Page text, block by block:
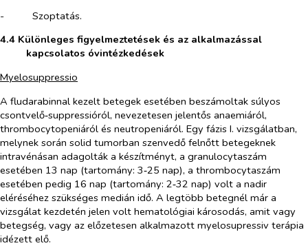
-​
Szoptatás.
4.4 Különleges figyelmeztetések és az alkalmazással
kapcsolatos óvintézkedések
Myelosuppressio
A fludarabinnal kezelt betegek esetében beszámoltak súlyos
csontvelő‑suppressióról, nevezetesen jelentős anaemiáról,
thrombocytopeniáról és neutropeniáról. Egy fázis I. vizsgálatban,
melynek során solid tumorban szenvedő felnőtt betegeknek
intravénásan adagolták a készítményt, a granulocytaszám
esetében 13 nap (tartomány: 3‑25 nap), a thrombocytaszám
esetében pedig 16 nap (tartomány: 2‑32 nap) volt a nadir
eléréséhez szükséges medián idő. A legtöbb betegnél már a
vizsgálat kezdetén jelen volt hematológiai károsodás, amit vagy
betegség, vagy az előzetesen alkalmazott myelosupressiv terápia
idézett elő.